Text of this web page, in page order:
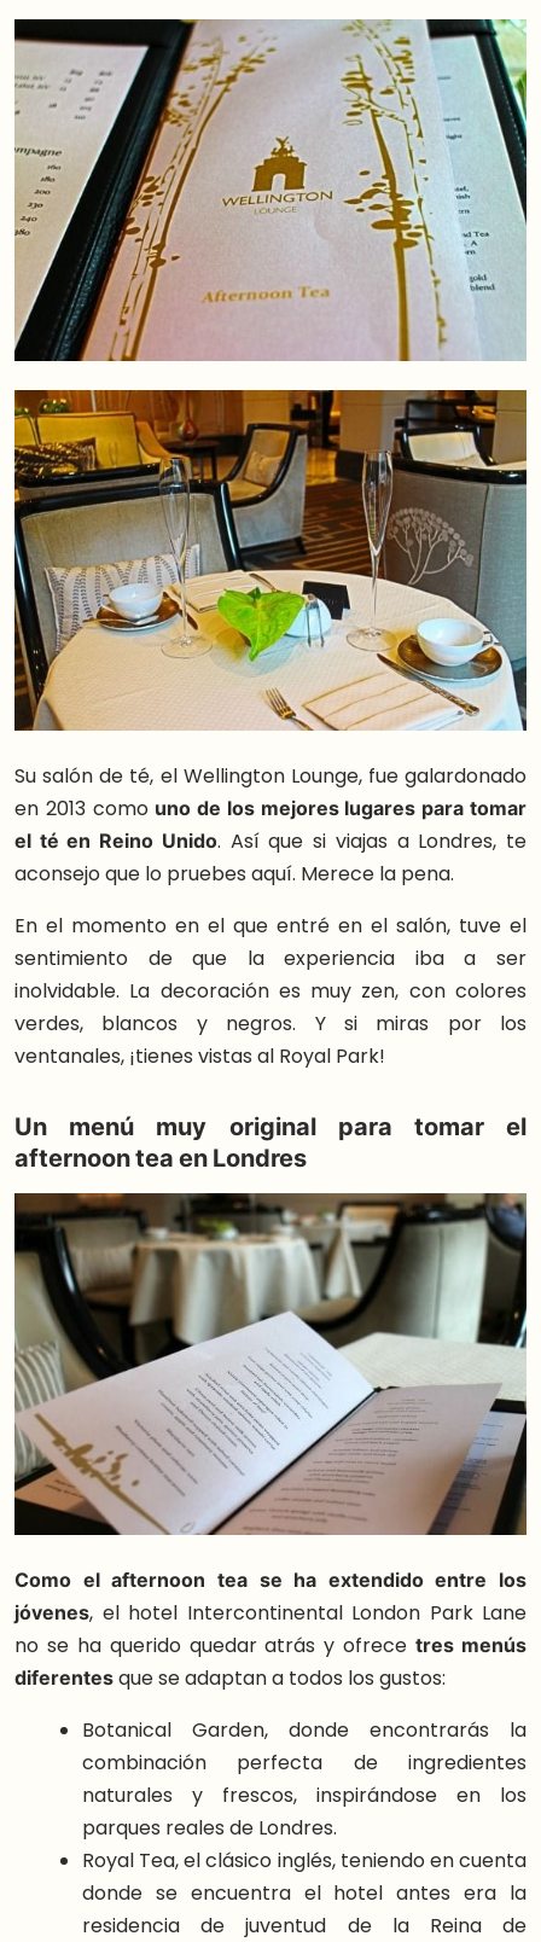
Su salón de té, el Wellington Lounge, fue galardonado
en 2013 como uno de los mejores lugares para tomar
el té en Reino Unido. Así que si viajas a Londres, te
aconsejo que lo pruebes aquí. Merece la pena.
En el momento en el que entré en el salón, tuve el
sentimiento de que la experiencia iba a ser
inolvidable. La decoración es muy zen, con colores
verdes, blancos y negros. Y si miras por los
ventanales, ¡tienes vistas al Royal Park!
Un menú muy original para tomar el
afternoon tea en Londres
Como el afternoon tea se ha extendido entre los
jóvenes, el hotel Intercontinental London Park Lane
no se ha querido quedar atrás y ofrecetres menús
diferentesque se adaptan a todos los gustos:
Botanical Garden, donde encontrarás la
combinación perfecta de ingredientes
naturales y frescos, inspirándose en los
parques reales de Londres.
Royal Tea, el clásico inglés, teniendo en cuenta
donde se encuentra el hotel antes era la
residencia de juventud de la Reina de